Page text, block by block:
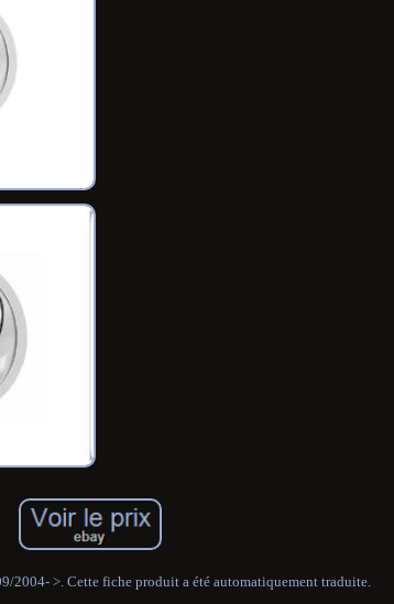
2004- >. Cette fiche produit a été automatiquement traduite.